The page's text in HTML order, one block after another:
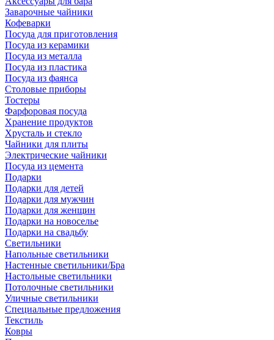
Заварочные чайники
Кофеварки
Посуда для приготовления
Посуда из керамики
Посуда из металла
Посуда из пластика
Посуда из фаянса
Столовые приборы
Тостеры
Фарфоровая посуда
Хранение продуктов
Хрусталь и стекло
Чайники для плиты
Электрические чайники
Посуда из цемента
Подарки
Подарки для детей
Подарки для мужчин
Подарки для женщин
Подарки на новоселье
Подарки на свадьбу
Светильники
Напольные светильники
Настенные светильники/Бра
Настольные светильники
Потолочные светильники
Уличные светильники
Специальные предложения
Текстиль
Ковры